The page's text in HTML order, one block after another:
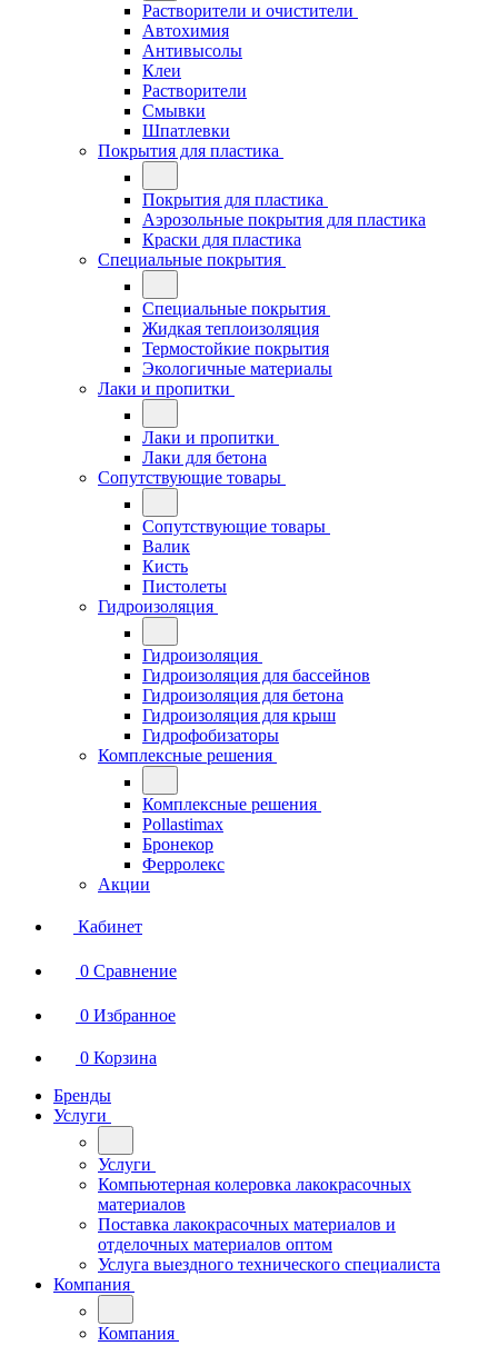
Растворители и очистители
Автохимия
Антивысолы
Клеи
Растворители
Смывки
Шпатлевки
Покрытия для пластика
Покрытия для пластика
Аэрозольные покрытия для пластика
Краски для пластика
Специальные покрытия
Специальные покрытия
Жидкая теплоизоляция
Термостойкие покрытия
Экологичные материалы
Лаки и пропитки
Лаки и пропитки
Лаки для бетона
Сопутствующие товары
Сопутствующие товары
Валик
Кисть
Пистолеты
Гидроизоляция
Гидроизоляция
Гидроизоляция для бассейнов
Гидроизоляция для бетона
Гидроизоляция для крыш
Гидрофобизаторы
Комплексные решения
Комплексные решения
Pollastimax
Бронекор
Ферролекс
Акции
Кабинет
0 Сравнение
0 Избранное
0 Корзина
Бренды
Услуги
Услуги
Компьютерная колеровка лакокрасочных
материалов
Поставка лакокрасочных материалов и
отделочных материалов оптом
Услуга выездного технического специалиста
Компания
Компания